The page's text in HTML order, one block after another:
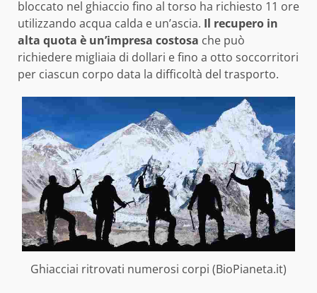
bloccato nel ghiaccio fino al torso ha richiesto 11 ore
utilizzando acqua calda e un’ascia. Il recupero in
alta quota è un’impresa costosa che può
richiedere migliaia di dollari e fino a otto soccorritori
per ciascun corpo data la difficoltà del trasporto.
Ghiacciai ritrovati numerosi corpi (BioPianeta.it)